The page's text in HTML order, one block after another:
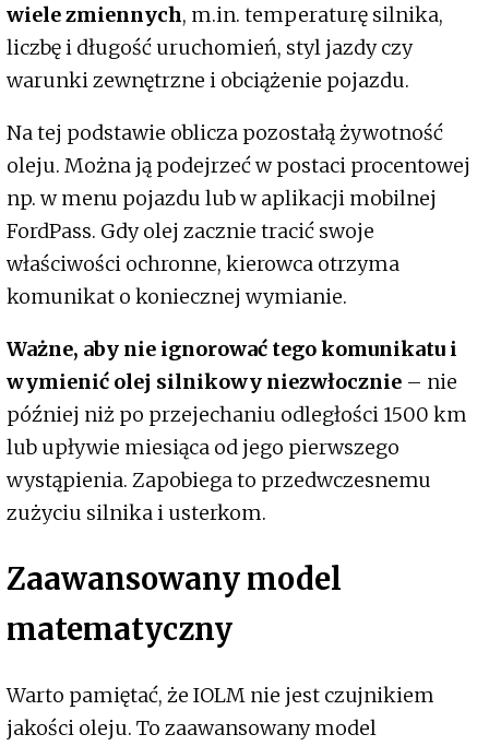
wiele zmiennych, m.in. temperaturę silnika,
liczbę i długość uruchomień, styl jazdy czy
warunki zewnętrzne i obciążenie pojazdu.
Na tej podstawie oblicza pozostałą żywotność
oleju. Można ją podejrzeć w postaci procentowej
np. w menu pojazdu lub w aplikacji mobilnej
FordPass. Gdy olej zacznie tracić swoje
właściwości ochronne, kierowca otrzyma
komunikat o koniecznej wymianie.
Ważne, aby nie ignorować tego komunikatu i
wymienić olej silnikowy niezwłocznie – nie
później niż po przejechaniu odległości 1500 km
lub upływie miesiąca od jego pierwszego
wystąpienia. Zapobiega to przedwczesnemu
zużyciu silnika i usterkom.
Zaawansowany model
matematyczny
Warto pamiętać, że IOLM nie jest czujnikiem
jakości oleju. To zaawansowany model